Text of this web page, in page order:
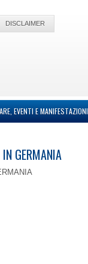
DISCLAIMER
EVENTI E MANIFESTAZIONI
GERMANIA